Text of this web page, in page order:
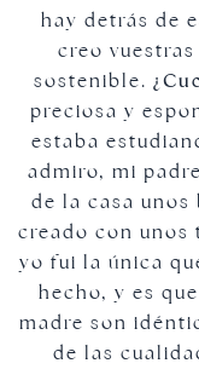
hay detrás de
creo
sostenible.
preciosa y
estaba
admiro, mi
de la casa unos
creado con unos
yo fui la única
hecho, y es
madre son
de las